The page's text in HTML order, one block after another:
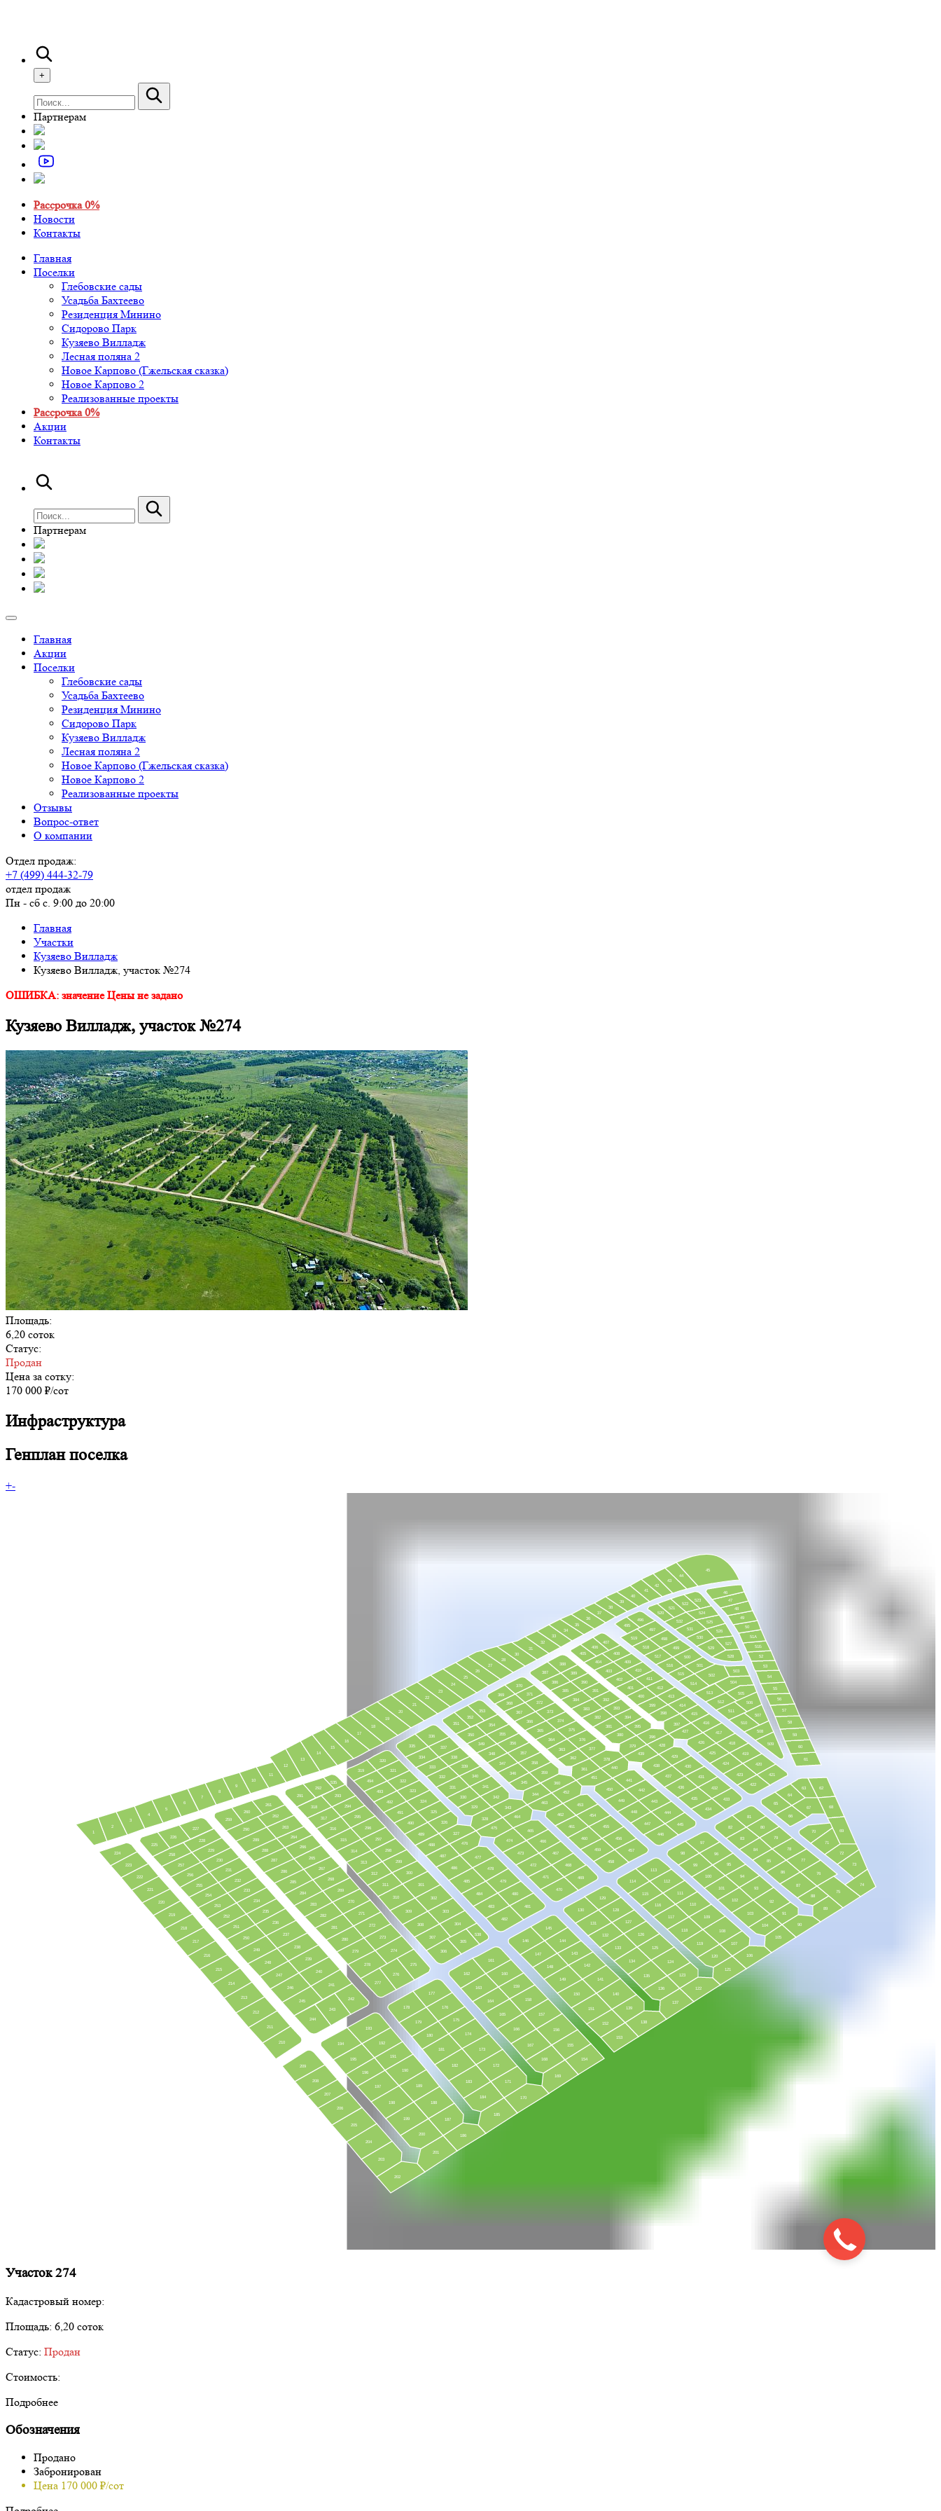
+
Партнерам
Рассрочка 0%
Новости
Контакты
Главная
Поселки
Глебовские сады
Усадьба Бахтеево
Резиденция Минино
Сидорово Парк
Кузяево Вилладж
Лесная поляна 2
Новое Карпово (Гжельская сказка)
Новое Карпово 2
Реализованные проекты
Рассрочка 0%
Акции
Контакты
Партнерам
Главная
Акции
Поселки
Глебовские сады
Усадьба Бахтеево
Резиденция Минино
Сидорово Парк
Кузяево Вилладж
Лесная поляна 2
Новое Карпово (Гжельская сказка)
Новое Карпово 2
Реализованные проекты
Отзывы
Вопрос-ответ
О компании
Отдел продаж:
+7 (499) 444-32-79
отдел продаж
Пн - сб с. 9:00 до 20:00
Главная
Участки
Кузяево Вилладж
Кузяево Вилладж, участок №274
ОШИБКА: значение Цены не задано
Кузяево Вилладж, участок №274
Площадь:
6,20 соток
Статус:
Продан
Цена за сотку:
170 000 ₽/сот
Инфраструктура
Генплан поселка
+-
202
201
186
185
170
169
154
203
204
205
206
207
208
209
194
193
195
192
196
191
197
190
198
189
199
188
200
187
178
177
179
176
180
175
181
174
182
173
183
172
184
171
162
161
163
160
164
159
165
158
166
157
167
156
168
155
146
145
147
144
148
143
149
142
150
141
151
140
152
139
153
138
130
129
131
128
132
127
133
126
134
125
135
124
136
123
137
122
114
113
115
112
116
111
117
110
118
109
119
108
120
107
121
106
98
97
99
96
100
95
101
94
102
93
103
92
104
105
91
90
82
81
83
80
84
79
85
78
86
77
87
76
88
89
75
65
66
64
63 62
67 68
69
70
71
72
73
74
224
223
222
221
220
219
218
217
216
215
214
213
212
211
210
1
2
3
4
5
6
7
8
9
10
11
12
13
14
15
16
17
18
19
20
21
22
23
24
25
26
27
28
30
31
32
33
34
35
36
37
38
39
40
41
42
43
44
45
225
226
227
258
228
257
229
256
230
255
231
254
232
253
233
252
234
251
235
250
236
249
237
248
238
247
239
246
240
245
241
244
243
242
259
260
261
290
262
289
263
288
264
287
266
286
265
285
267
284
268
283
269
282
270
281
271
280
272
279
273
278
274
277
276
275
291
292
535
318
293
317
294
316
295
315
296
314
297
313
298
312
299
311
300
310
301
309
302
308
303
307
304
306
305
538
319
320
494
321
493
322
492
323
491
324
490
325
489
326
488
327
487
476
486
477
485
478
484
479
483
480
482
481
335
336
334
337
333
338
332
339
331
340
330
341
329
342
328
343
475
474
473
472
471
470
464
465
466
467
468
469
351
352
353
350
354
349
355
348
356
347
357
346
358
345
344
359
360
463
452
462
461
453
454
460
455
459
456
458
457
369
370
368
371
367
372
366
373
365
374
364
375
363
376
362
361
377
378
451
450
440
441
449
442
448
443
447
444
446
445
387
388
386
389
385
390
384
391
383
392
382
393
381
394
380
395
379
396
439
428
438
429
437
430
436
431
435
432
434
433
405
406
407
404
408
403
409
402
410
401
411
400
412
399
413
398
397
427
414
415
416
417
426
425
418
424
419
423
420
422
421
61
60
59
58
57
56
55
54
53
52
51Б
51А
50
49
48
47
46
520
521
522
523
532
531
530
529
528
527
526
525
524
495
496
519
497
518
517
516
515
514
513
512
511
510
508
509
498
499
500
501
502
504
503
505
506
507
Участок 274
Кадастровый номер:
Площадь: 6,20 соток
Статус: Продан
Стоимость:
Подробнее
Обозначения
Продано
Забронирован
Цена 170 000 ₽/сот